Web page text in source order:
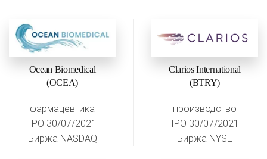
Ocean Biomedical
(OCEA)
фармацевтика
IPO 30/07/2021
Биржа NASDAQ
Clarios International
(BTRY)
производство
IPO 30/07/2021
Биржа NYSE